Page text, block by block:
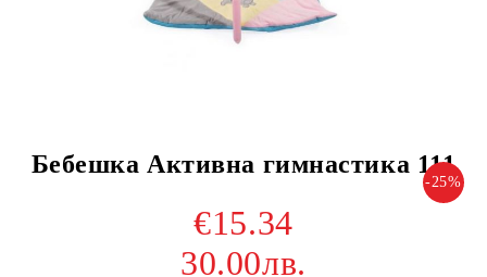
Бебешка Активна гимнастика 111
-25%
€15.34
30.00лв.